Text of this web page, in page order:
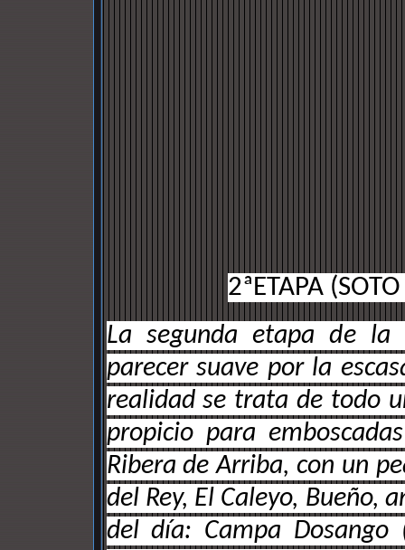
2ªETAPA
La segunda etapa de la
parecer suave por la
realidad se trata de todo
propicio para
Ribera de Arriba, con un
del Rey, El Caleyo, Bueño,
del día: Campa Dosango